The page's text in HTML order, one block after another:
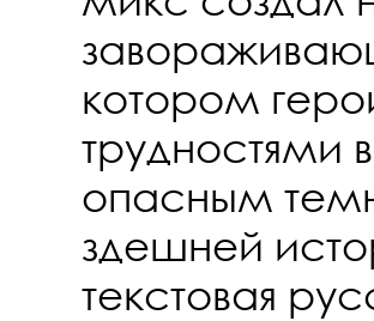
котором
трудностями
опасным
здешней
текстовая